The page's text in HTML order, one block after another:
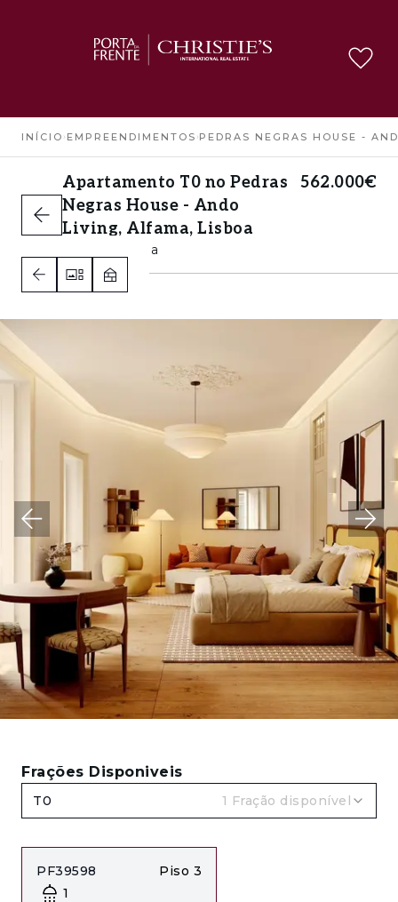
INÍCIO › EMPREENDIMENTOS ›PEDRAS NEGRAS HOUSE -
Apartamento T0 no Pedras
Negras House - Ando
Living, Alfama, Lisboa
Alfama, Lisboa
562.000€
1
Frações Disponiveis
T0 1 Fração disponível
PF39598 Piso 3
1